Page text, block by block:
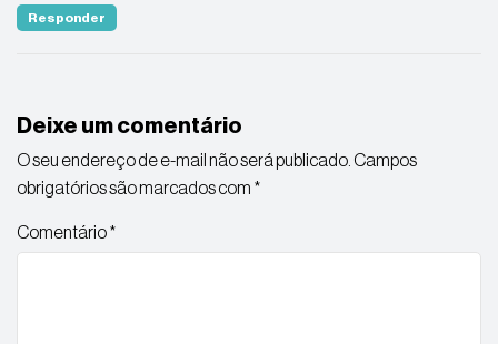
Responder
Deixe um comentário
O seu endereço de e-mail não será publicado. Campos
obrigatórios são marcados com *
Comentário*